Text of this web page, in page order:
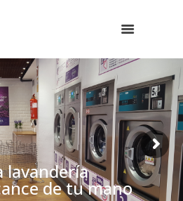
lavandería
de tu mano